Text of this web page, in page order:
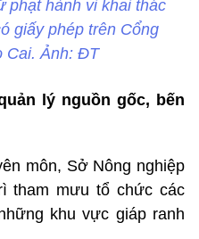
phạt hành vi khai thác
giấy phép trên Cổng
Cai. Ảnh: ĐT
lý nguồn gốc, bến
môn, Sở Nông nghiệp
tham mưu tổ chức các
khu vực giáp ranh